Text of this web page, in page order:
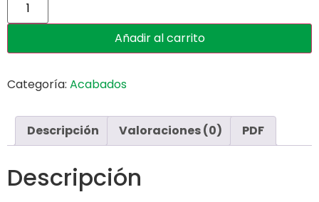
Añadir al carrito
Categoría: Acabados
Descripción Valoraciones (0) PDF
Descripción